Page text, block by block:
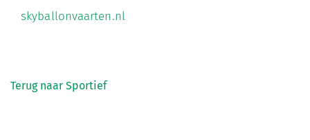
skyballonvaarten.nl
Terug naar Sportief